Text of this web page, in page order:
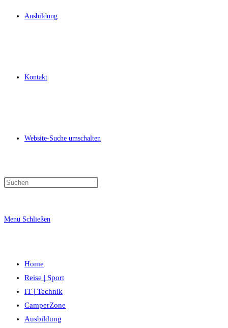
Ausbildung
Kontakt
Website-Suche umschalten
Menü Schließen
Home
Reise | Sport
IT | Technik
CamperZone
Ausbildung